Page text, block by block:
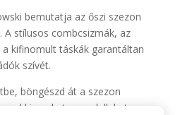
bemutatja az őszi szezon
A stílusos combcsizmák, az
kifinomult táskák garantáltan
szívét.
böngészd át a szezon
ki azokat a modelleket,